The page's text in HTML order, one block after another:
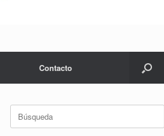
Contacto
Buscar: